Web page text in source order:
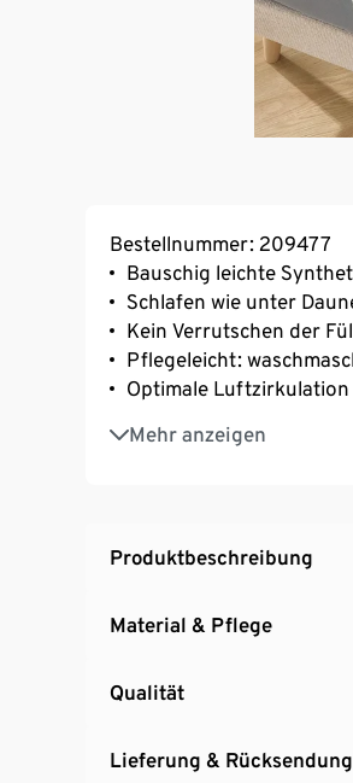
Bestellnummer: 209477
Bauschig leichte
Schlafen wie unter
Kein Verrutschen der
Pflegeleicht:
Optimale
Mehr anzeigen
irisette® greenline:
Mit recyceltem Material
Produktbeschreibung
Material & Pflege
Qualität
Lieferung & Rücksendung